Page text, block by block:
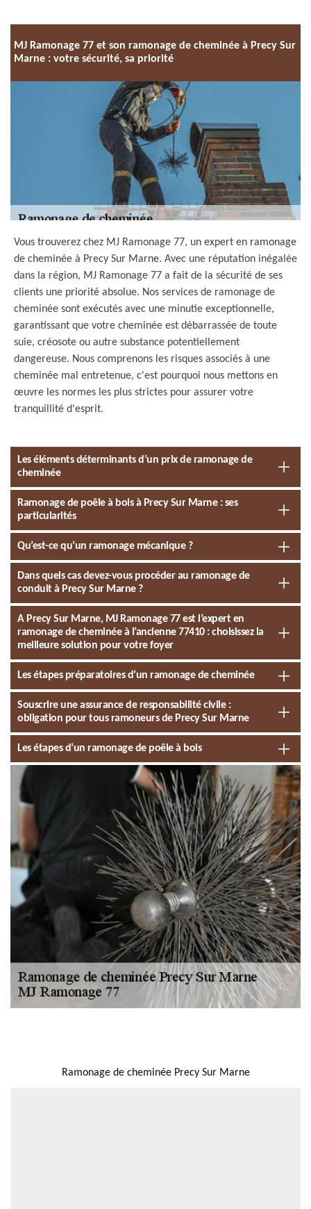
MJ Ramonage 77 et son ramonage de cheminée à Precy Sur
Marne : votre sécurité, sa priorité
Vous trouverez chez MJ Ramonage 77, un expert en ramonage
de cheminée à Precy Sur Marne. Avec une réputation inégalée
dans la région, MJ Ramonage 77 a fait de la sécurité de ses
clients une priorité absolue. Nos services de ramonage de
cheminée sont exécutés avec une minutie exceptionnelle,
garantissant que votre cheminée est débarrassée de toute
suie, créosote ou autre substance potentiellement
dangereuse. Nous comprenons les risques associés à une
cheminée mal entretenue, c'est pourquoi nous mettons en
œuvre les normes les plus strictes pour assurer votre
tranquillité d'esprit.
Les éléments déterminants d’un prix de ramonage de
cheminée
Ramonage de poêle à bois à Precy Sur Marne : ses
particularités
Qu’est-ce qu’un ramonage mécanique ?
Dans quels cas devez-vous procéder au ramonage de
conduit à Precy Sur Marne ?
A Precy Sur Marne, MJ Ramonage 77 est l’expert en
ramonage de cheminée à l’ancienne 77410 : choisissez la
meilleure solution pour votre foyer
Les étapes préparatoires d’un ramonage de cheminée
Souscrire une assurance de responsabilité civile :
obligation pour tous ramoneurs de Precy Sur Marne
Les étapes d’un ramonage de poêle à bois
Ramonage de cheminée Precy Sur Marne